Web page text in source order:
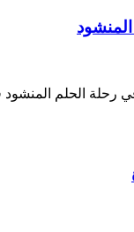
رحلة الحلم